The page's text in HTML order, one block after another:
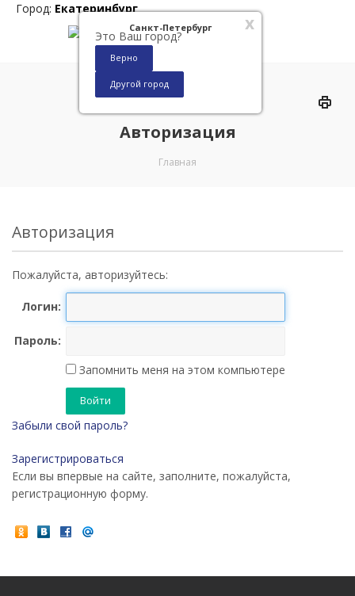
x
Санкт-Петербург
Это Ваш город?
Верно
Другой город
Город: Екатеринбург
Авторизация
Главная
Авторизация
Пожалуйста, авторизуйтесь:
Логин:
Пароль:
Запомнить меня на этом компьютере
Забыли свой пароль?
Зарегистрироваться
Если вы впервые на сайте, заполните, пожалуйста,
регистрационную форму.